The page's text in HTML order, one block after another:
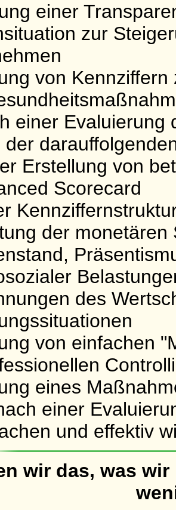
einer
zur
von
einer Evaluierung
der
Erstellung von
Scorecard
der
des
von einfachen
eines
einer
und effektiv
wir das, was